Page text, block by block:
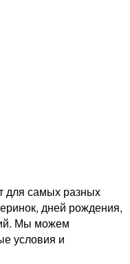
для самых разных
дней рождения,
Мы можем
условия и